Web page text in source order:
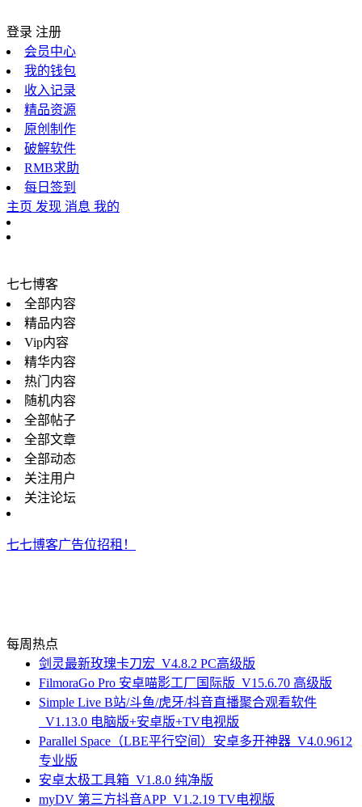
登录 注册
会员中心
我的钱包
收入记录
精品资源
原创制作
破解软件
RMB求助
每日签到
主页 发现 消息 我的
七七博客
全部内容
精品内容
Vip内容
精华内容
热门内容
随机内容
全部帖子
全部文章
全部动态
关注用户
关注论坛
七七博客广告位招租！
每周热点
剑灵最新玫瑰卡刀宏_V4.8.2 PC高级版
FilmoraGo Pro 安卓喵影工厂国际版_V15.6.70 高级版
Simple Live B站/斗鱼/虎牙/抖音直播聚合观看软件
_V1.13.0 电脑版+安卓版+TV电视版
Parallel Space（LBE平行空间）安卓多开神器_V4.0.9612
专业版
安卓太极工具箱_V1.8.0 纯净版
myDV 第三方抖音APP_V1.2.19 TV电视版